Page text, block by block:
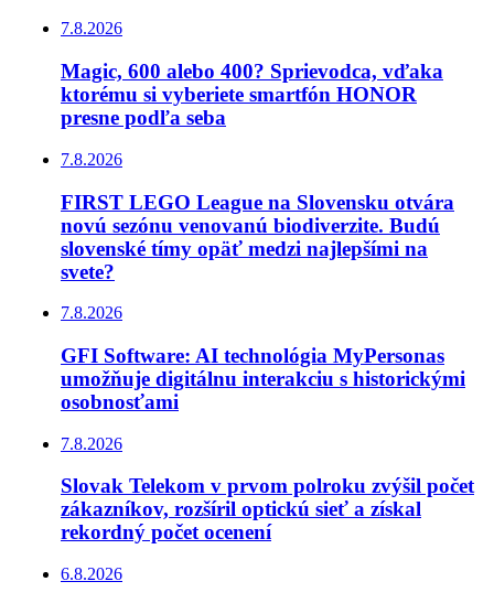
7.8.2026
Magic, 600 alebo 400? Sprievodca, vďaka
ktorému si vyberiete smartfón HONOR
presne podľa seba
7.8.2026
FIRST LEGO League na Slovensku otvára
novú sezónu venovanú biodiverzite. Budú
slovenské tímy opäť medzi najlepšími na
svete?
7.8.2026
GFI Software: AI technológia MyPersonas
umožňuje digitálnu interakciu s historickými
osobnosťami
7.8.2026
Slovak Telekom v prvom polroku zvýšil počet
zákazníkov, rozšíril optickú sieť a získal
rekordný počet ocenení
6.8.2026